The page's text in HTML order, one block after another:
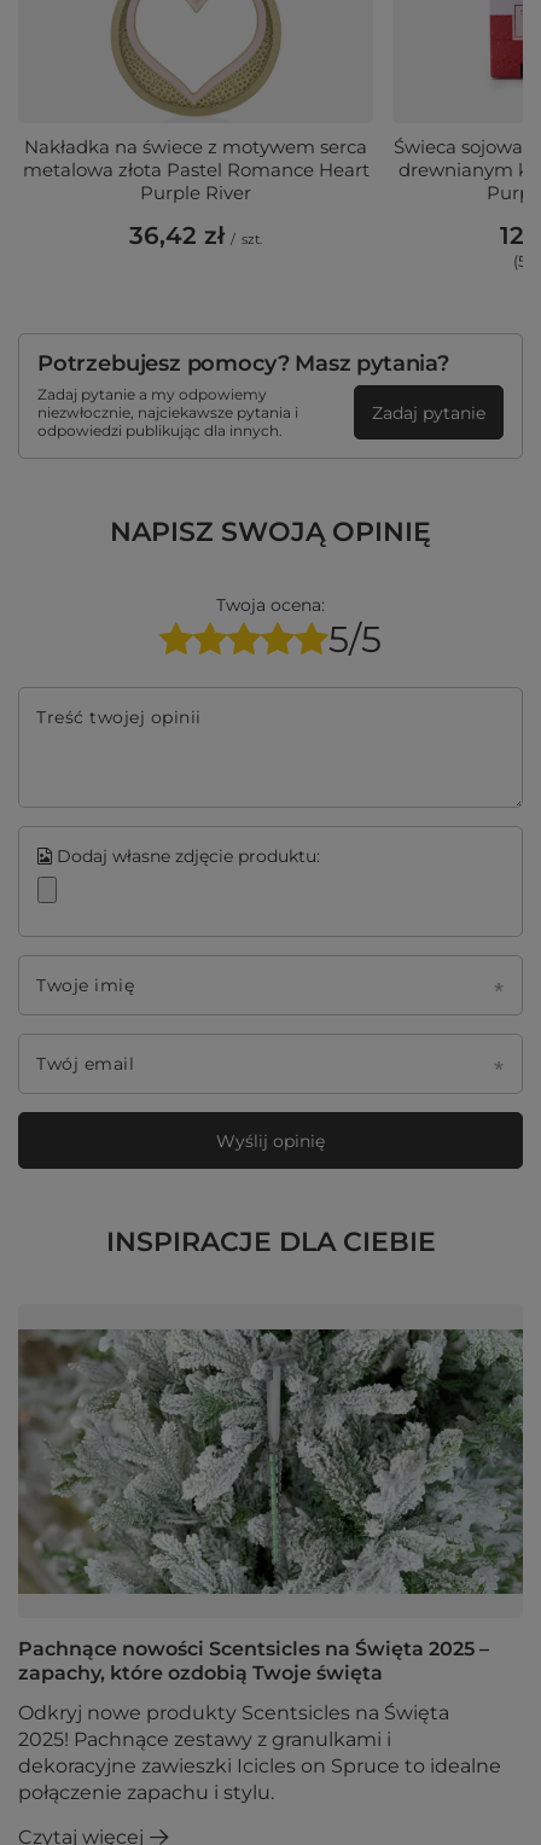
Nakładka na świece z motywem serca
metalowa złota Pastel Romance Heart
Purple River
36,42 zł / szt.
Świeca sojowa
drewnianym
Potrzebujesz pomocy? Masz pytania?
Zadaj pytanie a my odpowiemy
niezwłocznie, najciekawsze pytania i
odpowiedzi publikując dla innych.
Zadaj pytanie
NAPISZ SWOJĄ OPINIĘ
Twoja ocena:
5/5
Treść twojej opinii
Dodaj własne zdjęcie produktu:
Twoje imię
Twój email
Wyślij opinię
INSPIRACJE DLA CIEBIE
Pachnące nowości Scentsicles na Święta 2025 –
zapachy, które ozdobią Twoje święta
Odkryj nowe produkty Scentsicles na Święta
2025! Pachnące zestawy z granulkami i
dekoracyjne zawieszki Icicles on Spruce to idealne
połączenie zapachu i stylu.
Czytaj więcej